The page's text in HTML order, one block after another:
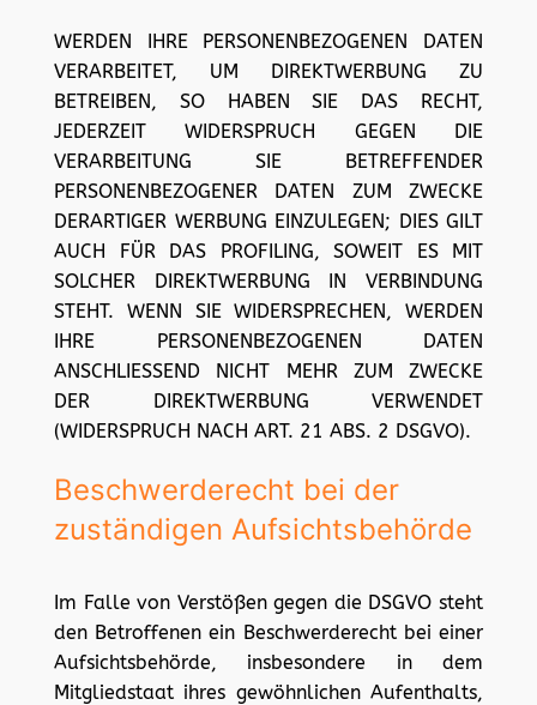
WERDEN IHRE PERSONENBEZOGENEN DATEN
VERARBEITET, UM DIREKTWERBUNG ZU
BETREIBEN, SO HABEN SIE DAS RECHT,
JEDERZEIT WIDERSPRUCH GEGEN DIE
VERARBEITUNG SIE BETREFFENDER
PERSONENBEZOGENER DATEN ZUM ZWECKE
DERARTIGER WERBUNG EINZULEGEN; DIES GILT
AUCH FÜR DAS PROFILING, SOWEIT ES MIT
SOLCHER DIREKTWERBUNG IN VERBINDUNG
STEHT. WENN SIE WIDERSPRECHEN, WERDEN
IHRE PERSONENBEZOGENEN DATEN
ANSCHLIESSEND NICHT MEHR ZUM ZWECKE
DER DIREKTWERBUNG VERWENDET
(WIDERSPRUCH NACH ART. 21 ABS. 2 DSGVO).
Beschwerde­recht bei der
zuständigen Aufsichts­behörde
Im Falle von Verstößen gegen die DSGVO steht
den Betroffenen ein Beschwerderecht bei einer
Aufsichtsbehörde, insbesondere in dem
Mitgliedstaat ihres gewöhnlichen Aufenthalts,